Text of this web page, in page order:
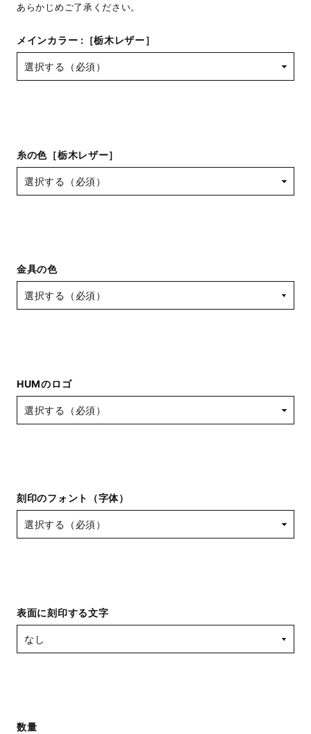
あらかじめご了承ください。
メインカラー :［栃木レザー］
糸の色［栃木レザー］
金具の色
HUMのロゴ
刻印のフォント（字体）
表面に刻印する文字
数量